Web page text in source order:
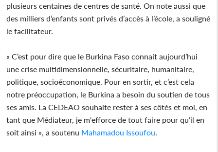
plusieurs centaines de centres de santé. On note aussi que
des milliers d’enfants sont privés d’accès à l’école, a souligné
le facilitateur.
« C’est pour dire que le Burkina Faso connait aujourd’hui
une crise multidimensionnelle, sécuritaire, humanitaire,
politique, socioéconomique. Pour en sortir, et c’est cela
notre préoccupation, le Burkina a besoin du soutien de tous
ses amis. La CEDEAO souhaite rester à ses côtés et moi, en
tant que Médiateur, je m'efforce de tout faire pour qu’il en
soit ainsi », a soutenu Mahamadou Issoufou